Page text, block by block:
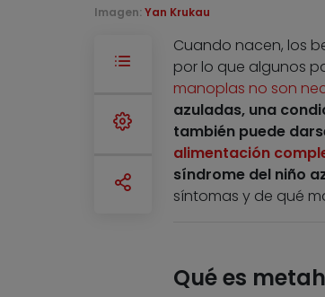
Imagen: Yan Krukau
Cuando nacen, los
por lo que algunos
manoplas no son
azuladas, una
también puede
alimentación
síndrome del niño
síntomas y de qué
Qué es